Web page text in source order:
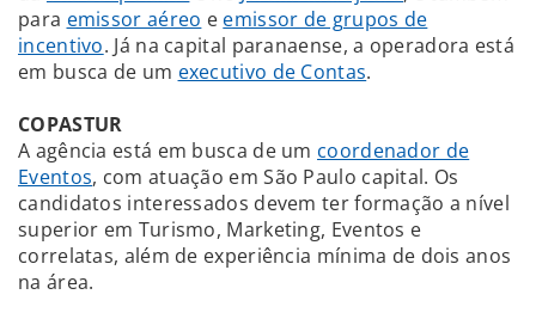
para emissor aéreo e emissor de grupos de
incentivo. Já na capital paranaense, a operadora está
em busca de um executivo de Contas.
COPASTUR
A agência está em busca de um coordenador de
Eventos, com atuação em São Paulo capital. Os
candidatos interessados devem ter formação a nível
superior em Turismo, Marketing, Eventos e
correlatas, além de experiência mínima de dois anos
na área.